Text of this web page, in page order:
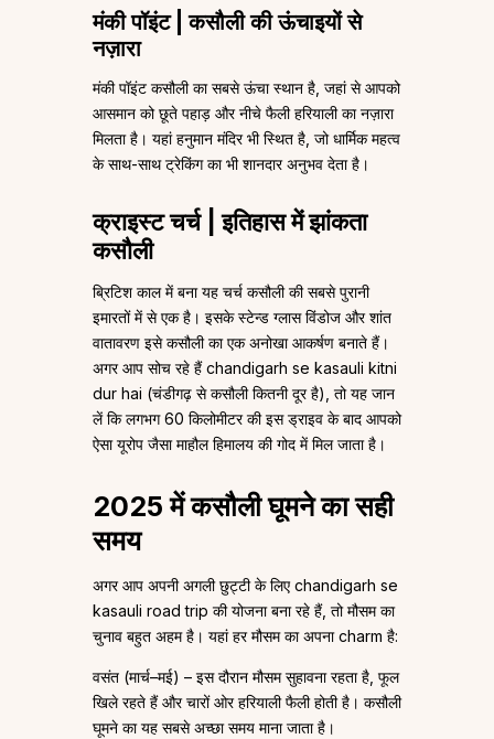
मंकी पॉइंट | कसौली की ऊंचाइयों से
नज़ारा
मंकी पॉइंट कसौली का सबसे ऊंचा स्थान है, जहां से आपको
आसमान को छूते पहाड़ और नीचे फैली हरियाली का नज़ारा
मिलता है। यहां हनुमान मंदिर भी स्थित है, जो धार्मिक महत्व
के साथ-साथ ट्रेकिंग का भी शानदार अनुभव देता है।
क्राइस्ट चर्च | इतिहास में झांकता
कसौली
ब्रिटिश काल में बना यह चर्च कसौली की सबसे पुरानी
इमारतों में से एक है। इसके स्टेन्ड ग्लास विंडोज और शांत
वातावरण इसे कसौली का एक अनोखा आकर्षण बनाते हैं।
अगर आप सोच रहे हैं chandigarh se kasauli kitni
dur hai (चंडीगढ़ से कसौली कितनी दूर है), तो यह जान
लें कि लगभग 60 किलोमीटर की इस ड्राइव के बाद आपको
ऐसा यूरोप जैसा माहौल हिमालय की गोद में मिल जाता है।
2025 में कसौली घूमने का सही
समय
अगर आप अपनी अगली छुट्टी के लिए chandigarh se
kasauli road trip की योजना बना रहे हैं, तो मौसम का
चुनाव बहुत अहम है। यहां हर मौसम का अपना charm है:
वसंत (मार्च–मई) – इस दौरान मौसम सुहावना रहता है, फूल
खिले रहते हैं और चारों ओर हरियाली फैली होती है। कसौली
घूमने का यह सबसे अच्छा समय माना जाता है।